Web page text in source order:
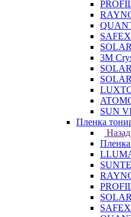
SAFEX
3M
SUN
Пленка
Назад
SAFEX